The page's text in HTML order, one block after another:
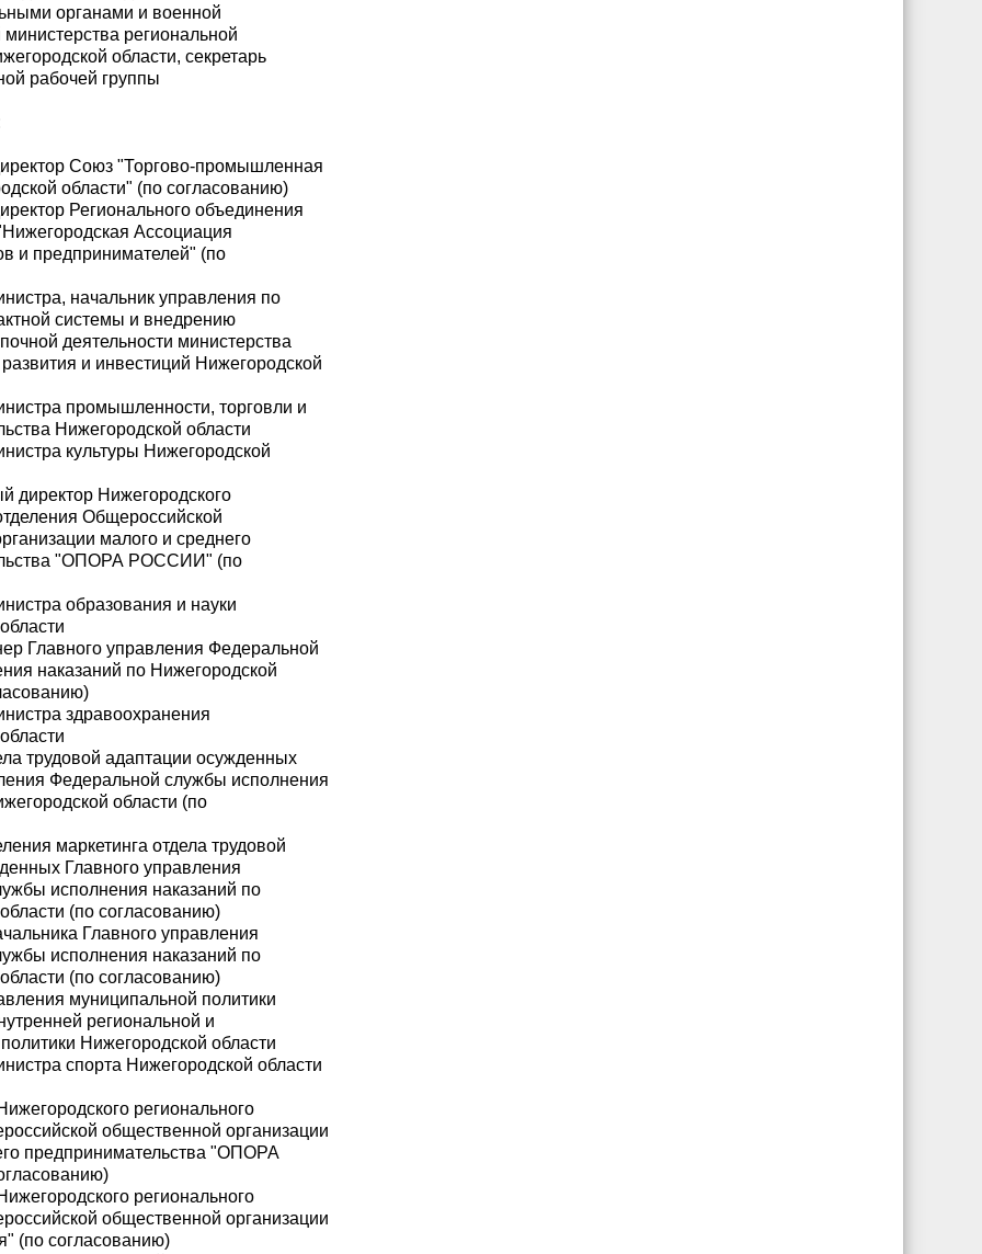
органами и военной
региональной
области, секретарь
рабочей группы
Союз "Торгово-промышленная
области" (по согласованию)
Регионального объединения
Ассоциация
и предпринимателей" (по
начальник управления по
системы и внедрению
деятельности министерства
и инвестиций Нижегородской
промышленности, торговли и
Нижегородской области
культуры Нижегородской
директор Нижегородского
Общероссийской
малого и среднего
"ОПОРА РОССИИ" (по
образования и науки
Главного управления Федеральной
наказаний по Нижегородской
здравоохранения
трудовой адаптации осужденных
Федеральной службы исполнения
области (по
маркетинга отдела трудовой
Главного управления
исполнения наказаний по
(по согласованию)
Главного управления
исполнения наказаний по
(по согласованию)
муниципальной политики
региональной и
Нижегородской области
спорта Нижегородской области
регионального
общественной организации
предпринимательства "ОПОРА
регионального
общественной организации
(по согласованию)